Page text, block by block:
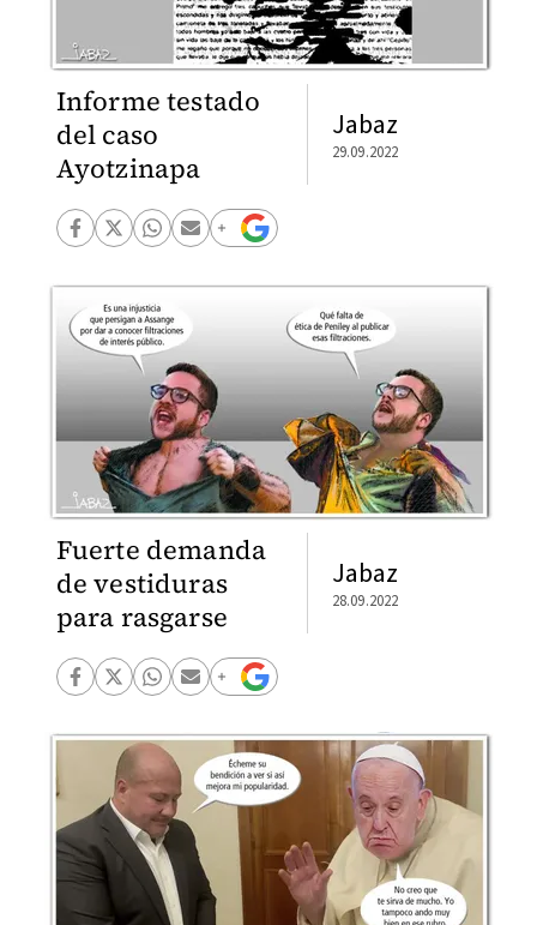
Informe testado
del caso
Ayotzinapa
Jabaz
29.09.2022
Fuerte demanda
de vestiduras
para rasgarse
Jabaz
28.09.2022